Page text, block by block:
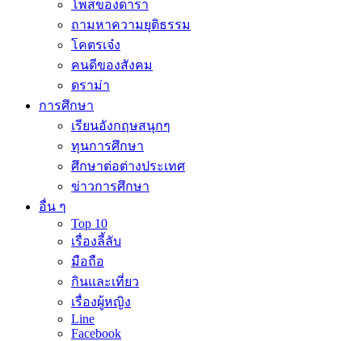
โพสของดารา
ถามหาความยุติธรรม
โคตรเจ๋ง
คนดีของสังคม
ดราม่า
การศึกษา
เรียนอังกฤษสนุกๆ
ทุนการศึกษา
ศึกษาต่อต่างประเทศ
ข่าวการศึกษา
อื่น ๆ
Top 10
เรื่องลี้ลับ
มือถือ
กินและเที่ยว
เรื่องผู้หญิง
Line
Facebook